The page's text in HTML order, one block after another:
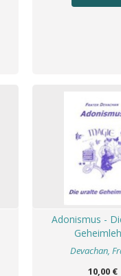
Adonismus -
Devachan,
10,00 €